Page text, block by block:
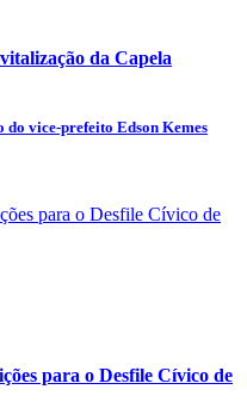
da Capela
vice-prefeito Edson Kemes
para o Desfile Cívico de